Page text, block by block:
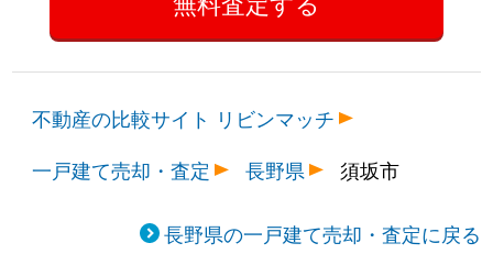
不動産の比較サイト リビンマッチ
一戸建て売却・査定
長野県 須坂市
長野県の一戸建て売却・査定に戻る